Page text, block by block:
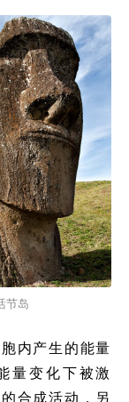
节岛
内产生的能量
量变化下被激
合成活动，另